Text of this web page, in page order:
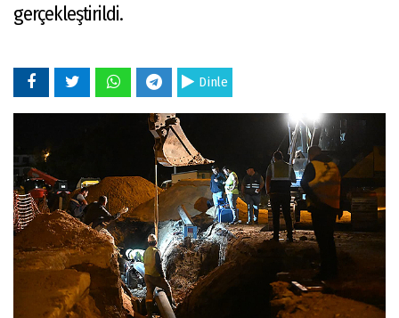
gerçekleştirildi.
Dinle